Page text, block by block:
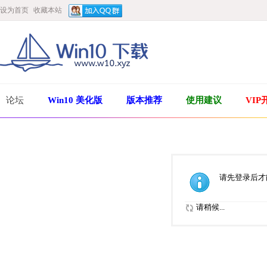
设为首页 收藏本站
论坛 Win10 美化版 版本推荐 使用建议 VIP
请先登录后
请稍候...